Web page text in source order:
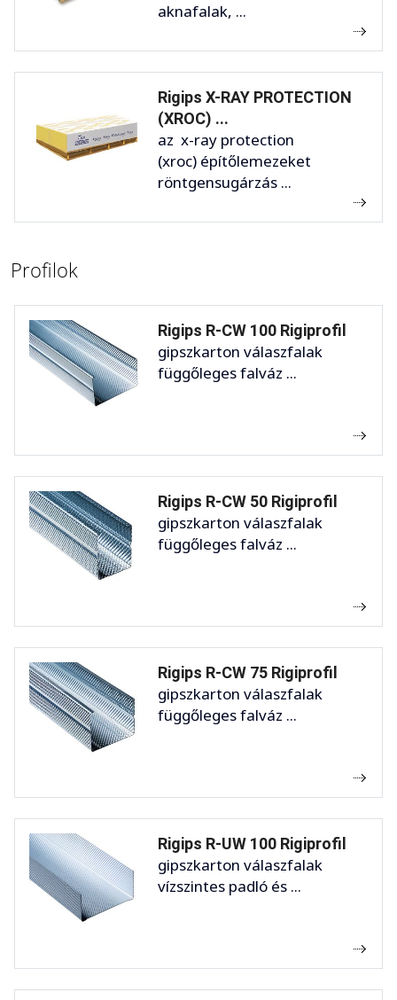
aknafalak, ...
Rigips X-RAY PROTECTION
(XROC) ...
az x-ray protection
(xroc) építőlemezeket
röntgensugárzás ...
Profilok
Rigips R-CW 100 Rigiprofil
gipszkarton válaszfalak
függőleges falváz ...
Rigips R-CW 50 Rigiprofil
gipszkarton válaszfalak
függőleges falváz ...
Rigips R-CW 75 Rigiprofil
gipszkarton válaszfalak
függőleges falváz ...
Rigips R-UW 100 Rigiprofil
gipszkarton válaszfalak
vízszintes padló és ...